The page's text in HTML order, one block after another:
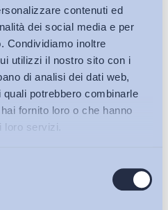
contenuti ed
dei social media e per
Condividiamo inoltre
utilizzi il nostro sito con i
di analisi dei dati web,
potrebbero combinarle
fornito loro o che hanno
loro servizi.